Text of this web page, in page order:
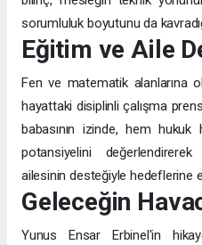
sorumluluk boyutunu da
Eğitim ve Aile
Fen ve matematik alanlarına
hayattaki disiplinli çalışma
babasının izinde, hem hukuk
potansiyelini
ailesinin desteğiyle hedeflerine
Geleceğin
Yunus Ensar Erbinel'in